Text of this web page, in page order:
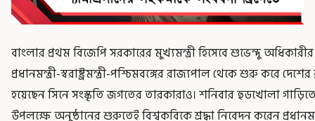
বাংলার প্রথম বিজেপি সরকারের মুখ্যমন্ত্রী হিসেবে শুভেন্দু
প্রধানমন্ত্রী-স্বরাষ্ট্রমন্ত্রী-পশ্চিমবঙ্গের রাজ্যপাল থেকে শুরু করে
হয়েছেন সিনে সংস্কৃতি জগতের তারকারাও। শনিবার হুডখোলা গাড়িতে
উপলক্ষে অনুষ্ঠানের শুরুতেই বিশ্বকবিকে শ্রদ্ধা নিবেদন করেন